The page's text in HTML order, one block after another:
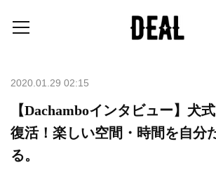
2020.01.29 02:15
【Dachamboインタビュー】犬
復活！楽しい空間・時間を自分
る。